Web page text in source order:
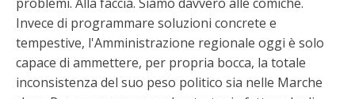
Invece di programmare soluzioni concrete e
tempestive, l'Amministrazione regionale oggi è solo
capace di ammettere, per propria bocca, la totale
inconsistenza del suo peso politico sia nelle Marche